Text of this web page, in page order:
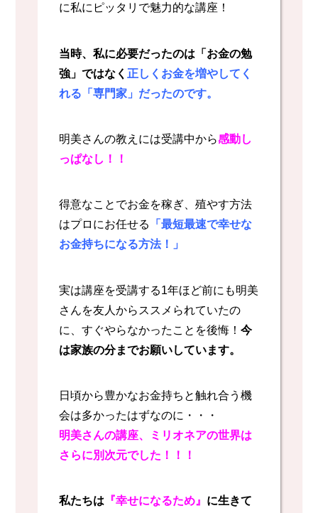
に私にピッタリで魅力的な講座！
当時、私に必要だったのは「お金の勉
強」ではなく 正しくお金を増やしてく
れる「専門家」だったのです。
明美さんの教えには受講中から感動し
っぱなし！！
得意なことでお金を稼ぎ、殖やす方法
はプロにお任せる 「最短最速で幸せな
お金持ちになる方法！」
実は講座を受講する1年ほど前にも明美
さんを友人からススメられていたの
に、すぐやらなかったことを後悔！ 今
は家族の分までお願いしています。
日頃から豊かなお金持ちと触れ合う機
会は多かったはずなのに・・・
明美さんの講座、ミリオネアの世界は
さらに別次元でした！！！
私たちは 『幸せになるため』 に生きて